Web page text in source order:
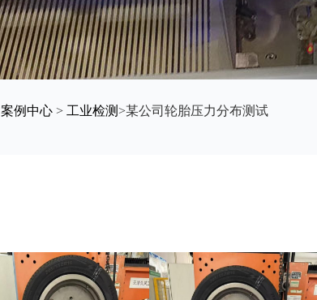
案例中心 > 工业检测>某公司轮胎压力分布测试